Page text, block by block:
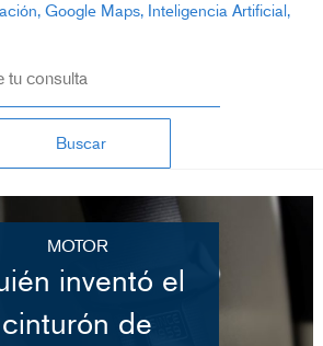
Google Maps Inteligencia Artificial
Buscar
MOTOR
inventó el
cinturón de